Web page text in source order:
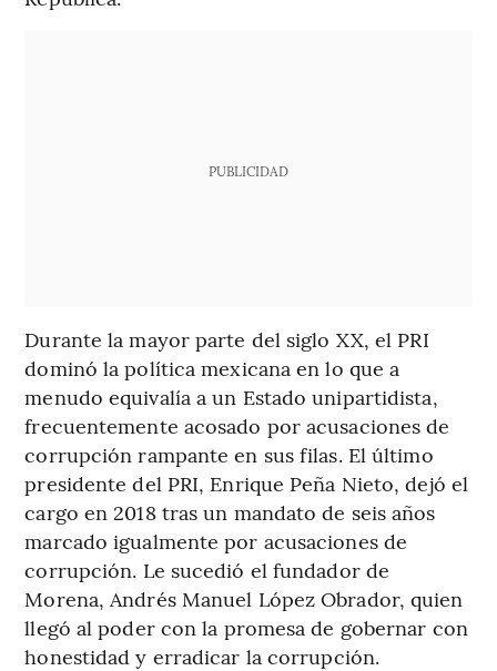
PUBLICIDAD
Durante la mayor parte del siglo XX, el PRI
dominó la política mexicana en lo que a
menudo equivalía a un Estado unipartidista,
frecuentemente acosado por acusaciones de
corrupción rampante en sus filas. El último
presidente del PRI, Enrique Peña Nieto, dejó el
cargo en 2018 tras un mandato de seis años
marcado igualmente por acusaciones de
corrupción. Le sucedió el fundador de
Morena, Andrés Manuel López Obrador, quien
llegó al poder con la promesa de gobernar con
honestidad y erradicar la corrupción.